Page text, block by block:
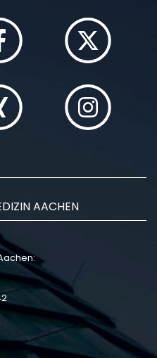
AACHEN